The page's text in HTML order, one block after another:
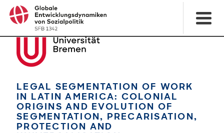
LEGAL SEGMENTATION OF WORK
IN LATIN AMERICA: COLONIAL
ORIGINS AND EVOLUTION OF
SEGMENTATION, PRECARISATION,
PROTECTION AND